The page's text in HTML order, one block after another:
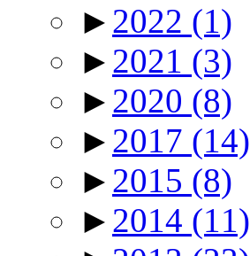
► 2022 (1)
► 2021 (3)
► 2020 (8)
► 2017 (14)
► 2015 (8)
► 2014 (11)